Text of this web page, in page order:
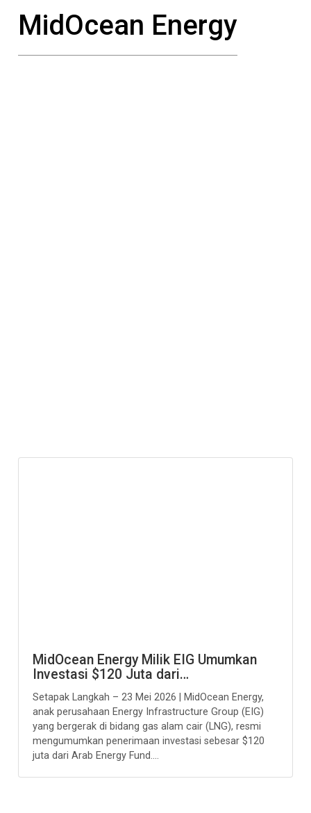
MidOcean Energy
MidOcean Energy Milik EIG Umumkan
Investasi $120 Juta dari…
Setapak Langkah – 23 Mei 2026 | MidOcean Energy,
anak perusahaan Energy Infrastructure Group (EIG)
yang bergerak di bidang gas alam cair (LNG), resmi
mengumumkan penerimaan investasi sebesar $120
juta dari Arab Energy Fund....